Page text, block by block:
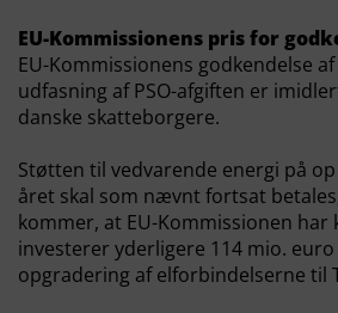
EU-Kommissionens pris for
EU-Kommissionens godkendelse
udfasning af PSO-afgiften er
danske skatteborgere.
Støtten til vedvarende energi på
året skal som nævnt fortsat
kommer, at EU-Kommissionen
investerer yderligere 114 mio. euro
opgradering af elforbindelserne til